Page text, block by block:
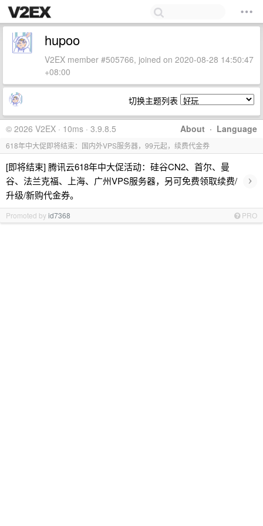
hupoo
V2EX member #505766, joined on 2020-08-28 14:50:47
+08:00
切换主题列表
About · Language
© 2026 V2EX · 10ms · 3.9.8.5
618年中大促即将结束：国内外VPS服务器，99元起，续费代金券
[即将结束] 腾讯云618年中大促活动：硅谷CN2、首尔、曼
谷、法兰克福、上海、广州VPS服务器，另可免费领取续费/
升级/新购代金券。
›
Promoted byid7368 PRO